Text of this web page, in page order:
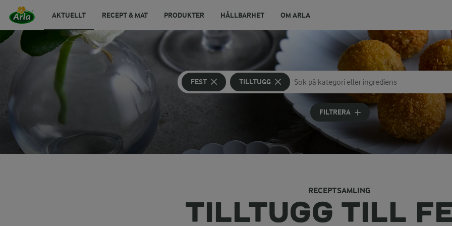
AKTUELLT RECEPT & MAT PRODUKTER HÅLLBARHET OM ARLA
FEST TILLTUGG
Sök på kategori eller ingrediens
Skriv in sökord för att få förslag
FILTRERA
RECEPTSAMLING
TILLTUGG TILL